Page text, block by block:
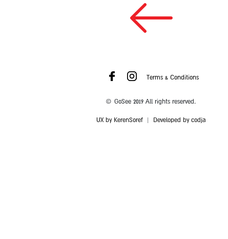
Terms & Conditions
© GoSee 2019 All rights reserved.
UX by KerenSoref| Developed by codja